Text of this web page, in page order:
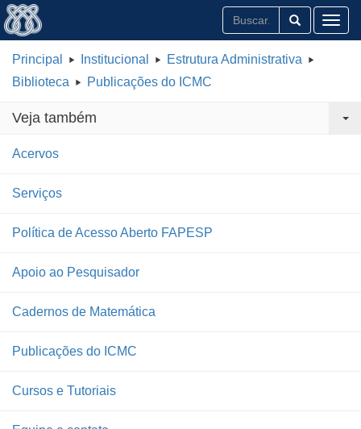
Principal Institucional
Estrutura Administrativa
Biblioteca
Publicações do ICMC
Veja também
Acervos
Serviços
Política de Acesso Aberto FAPESP
Apoio ao Pesquisador
Cadernos de Matemática
Publicações do ICMC
Cursos e Tutoriais